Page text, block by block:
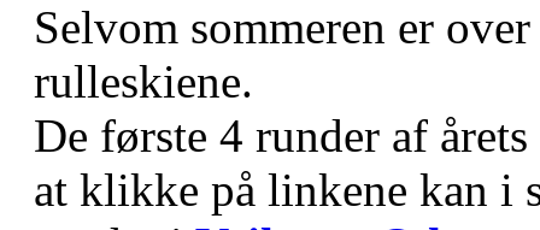
Selvom sommeren er
rulleskiene.
De første 4 runder af
at klikke på linkene kan i